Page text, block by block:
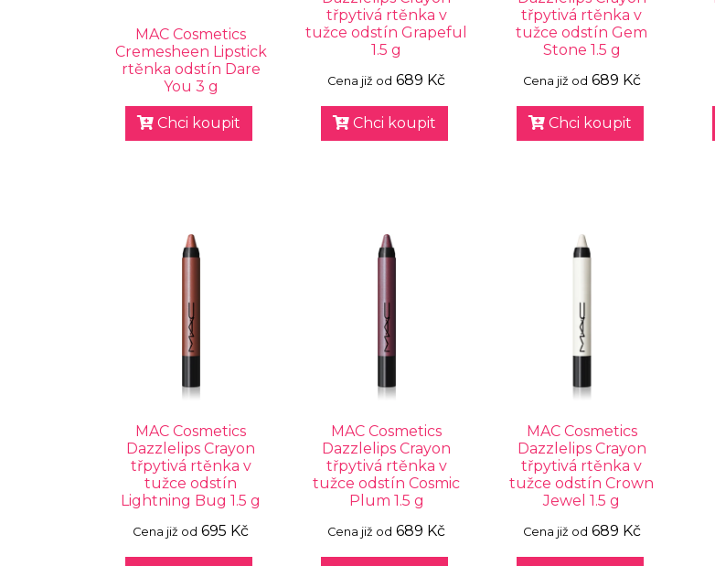
MAC Cosmetics
Cremesheen Lipstick
rtěnka odstín Dare
You 3 g
Chci koupit
třpytivá rtěnka v
tužce odstín Grapeful
1.5 g
Cena již od 689 Kč
Chci koupit
třpytivá rtěnka v
tužce odstín Gem
Stone 1.5 g
Cena již od 689 Kč
Chci koupit
MAC Cosmetics
Dazzlelips Crayon
třpytivá rtěnka v
tužce odstín
Lightning Bug 1.5 g
Cena již od 695 Kč
MAC Cosmetics
Dazzlelips Crayon
třpytivá rtěnka v
tužce odstín Cosmic
Plum 1.5 g
Cena již od 689 Kč
MAC Cosmetics
Dazzlelips Crayon
třpytivá rtěnka v
tužce odstín Crown
Jewel 1.5 g
Cena již od 689 Kč